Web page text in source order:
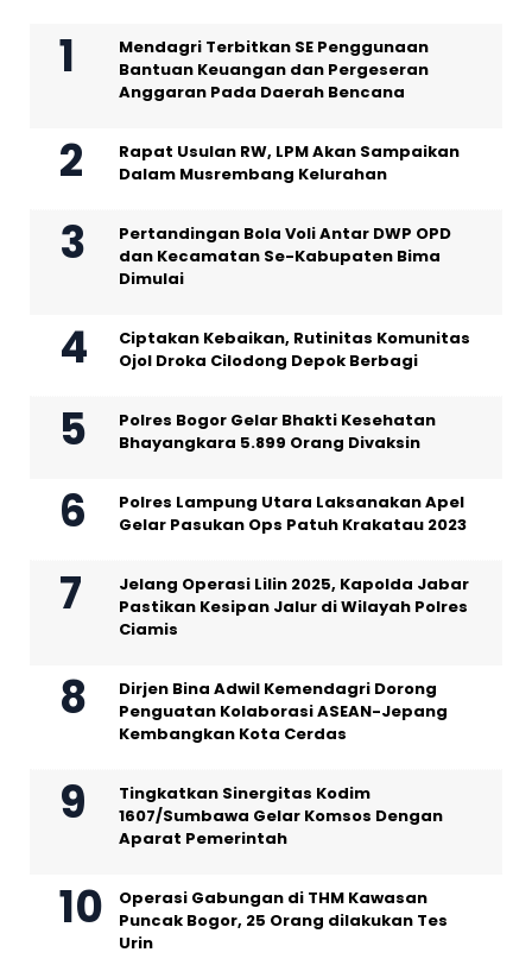
Mendagri Terbitkan SE Penggunaan
Bantuan Keuangan dan Pergeseran
Anggaran Pada Daerah Bencana
Rapat Usulan RW, LPM Akan Sampaikan
Dalam Musrembang Kelurahan
Pertandingan Bola Voli Antar DWP OPD
dan Kecamatan Se-Kabupaten Bima
Dimulai
Ciptakan Kebaikan, Rutinitas Komunitas
Ojol Droka Cilodong Depok Berbagi
Polres Bogor Gelar Bhakti Kesehatan
Bhayangkara 5.899 Orang Divaksin
Polres Lampung Utara Laksanakan Apel
Gelar Pasukan Ops Patuh Krakatau 2023
Jelang Operasi Lilin 2025, Kapolda Jabar
Pastikan Kesipan Jalur di Wilayah Polres
Ciamis
Dirjen Bina Adwil Kemendagri Dorong
Penguatan Kolaborasi ASEAN-Jepang
Kembangkan Kota Cerdas
Tingkatkan Sinergitas Kodim
1607/Sumbawa Gelar Komsos Dengan
Aparat Pemerintah
Operasi Gabungan di THM Kawasan
Puncak Bogor, 25 Orang dilakukan Tes
Urin